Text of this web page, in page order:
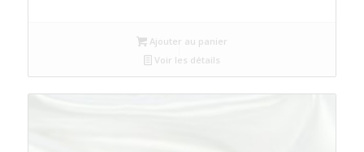
Ajouter au panier
Voir les détails